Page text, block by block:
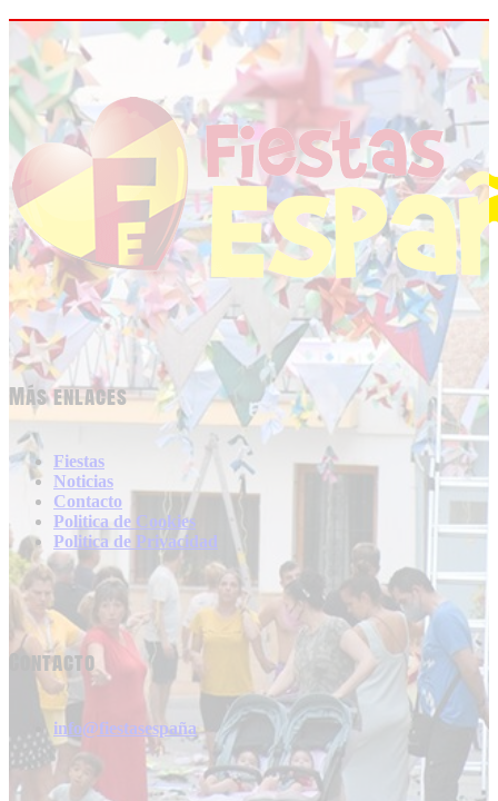
Más enlaces
Fiestas
Noticias
Contacto
Politica de Cookies
Politica de Privacidad
Contacto
info@fiestasespaña